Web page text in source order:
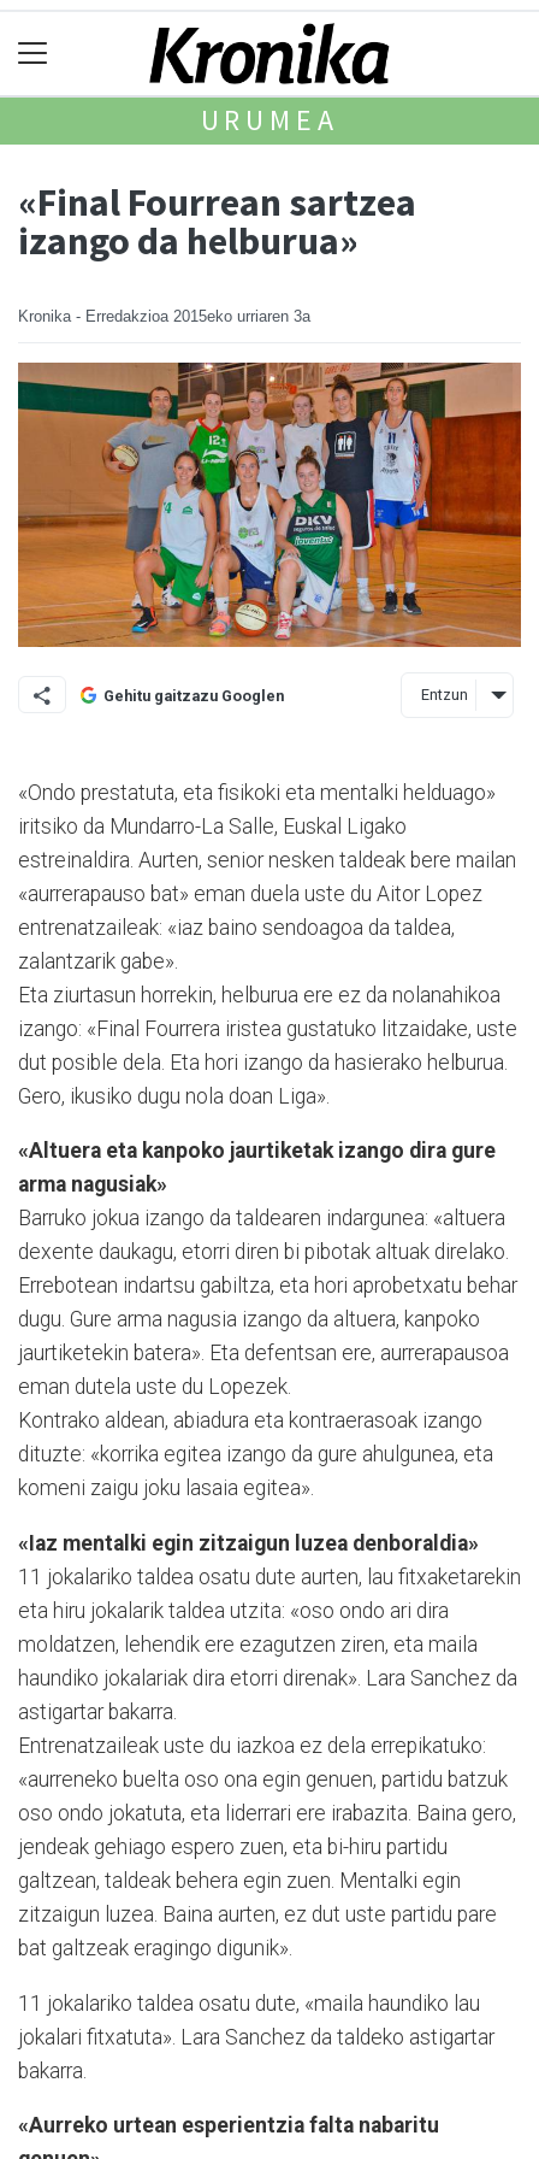
URUMEA
«Final Fourrean sartzea
izango da helburua»
Kronika - Erredakzioa 2015eko urriaren 3a
Gehitu gaitzazu Googlen Entzun
«Ondo prestatuta, eta fisikoki eta mentalki helduago»
iritsiko da Mundarro-La Salle, Euskal Ligako
estreinaldira. Aurten, senior nesken taldeak bere mailan
«aurrerapauso bat» eman duela uste du Aitor Lopez
entrenatzaileak: «iaz baino sendoagoa da taldea,
zalantzarik gabe».
Eta ziurtasun horrekin, helburua ere ez da nolanahikoa
izango: «Final Fourrera iristea gustatuko litzaidake, uste
dut posible dela. Eta hori izango da hasierako helburua.
Gero, ikusiko dugu nola doan Liga».
«Altuera eta kanpoko jaurtiketak izango dira gure
arma nagusiak»
Barruko jokua izango da taldearen indargunea: «altuera
de­xente daukagu, etorri diren bi pibotak altuak direlako.
Erre­botean indartsu gabiltza, eta hori aprobetxatu behar
dugu. Gure arma nagusia izango da altuera, kanpoko
jaurtiketekin batera». Eta defentsan ere, aurrerapausoa
eman dutela uste du Lopezek.
Kontrako aldean, abiadura eta kontraerasoak izango
dituzte: «korrika egitea izango da gure ahulgunea, eta
komeni zaigu joku lasaia egitea».
«Iaz mentalki egin zitzaigun luzea denboraldia»
11 jokalariko taldea osatu dute aurten, lau fitxaketarekin
eta hiru jokalarik taldea utzita: «oso ondo ari dira
moldatzen, lehendik ere ezagutzen ziren, eta maila
haundiko jokalariak dira etorri direnak». Lara San­chez da
astigartar bakarra.
Entrenatzaileak uste du iazkoa ez dela errepikatuko:
«au­rreneko buelta oso ona egin ge­nu­en, partidu batzuk
oso ondo jokatuta, eta liderrari ere irabazita. Baina gero,
jendeak gehiago espero zuen, eta bi-hiru partidu
galtzean, taldeak behera egin zuen. Mentalki egin
zitzaigun luzea. Baina aur­ten, ez dut uste partidu pare
bat gal­tzeak eragingo digunik».
11 jokalariko taldea osatu dute, «maila haundiko lau
jokalari fitxatuta». Lara Sanchez da taldeko astigartar
bakarra.
«Aurreko urtean esperientzia falta nabaritu